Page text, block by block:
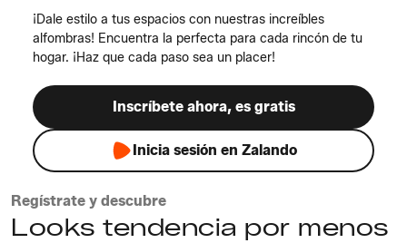
¡Dale estilo a tus espacios con nuestras increíbles
alfombras! Encuentra la perfecta para cada rincón de tu
hogar. ¡Haz que cada paso sea un placer!
Inscríbete ahora, es gratis
Inicia sesión en Zalando
Regístrate y descubre
Looks tendencia por menos